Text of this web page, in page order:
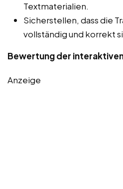
Textmaterialien.
Sicherstellen, dass die
vollständig und korrekt
Bewertung der
Anzeige